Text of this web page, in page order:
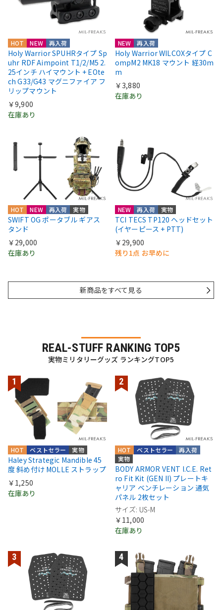
HOT NEW 再入荷
Holy Warrior SPUHRタイプ Sp
uhr RDF Aimpoint T1/2/M5 2.
25インチ ハイマウント + EOte
ch G33/G43 マグニファイア フ
リップマウント
￥9,900
在庫あり
NEW 再入荷
Holy Warrior WILCOXタイプ C
ompM2 MK18 マウント 経30m
m
￥3,880
在庫あり
HOT NEW 再入荷 実物
SWIFT OG ポータブル ギアス
タンド
￥29,000
在庫あり
NEW 再入荷 実物
TCI TECS TP120 ヘッドセット
(イヤーピース + PTT)
￥29,900
残り1点 お早めに
新商品をすべて見る
REAL-STUFF RANKING TOP5
実物ミリタリーグッズ ランキングTOP5
実物
ベストセラー
HOT
Haley Strategic Mandible 45
度 斜め付け MOLLE ストラップ
￥1,250
在庫あり
実物
再入荷
ベストセラー
HOT
BODY ARMOR VENT I.C.E. Ret
ro Fit Kit (GEN II) プレートキ
ャリア ベンチレーション 通気
パネル 2枚セット
サイズ: US-M
￥11,000
在庫あり